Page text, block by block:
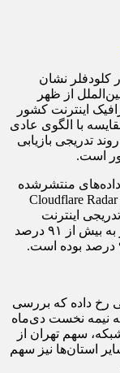
کلودفلر نشان
از ظهر
بیش از ۹۱ درصد ترافیک اینترنت کشور
با الگوی عادی
روند تدریجی بازیابی
است.
داده‌های منتشرشده
در بخش «Geographical distribution» سرویس Cloudflare Radar
اینترنت
بین‌الملل، سهم تهران از ترافیک اینترنت کشور به بیش از ۹۱ درصد
رخ داده که بررسی
شاخص در بازه زمانی ۴۸ ساعته نیمه نخست دی‌ماه
سهم تهران از
درصد بوده و سایر استان‌ها نیز سهم